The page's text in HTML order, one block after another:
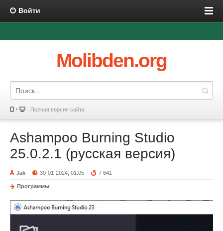
Войти
Molibden.org
Полная версия сайта
Ashampoo Burning Studio
25.0.2.1 (русская версия)
Jak 30-01-2024, 01:05 7 641
Программы